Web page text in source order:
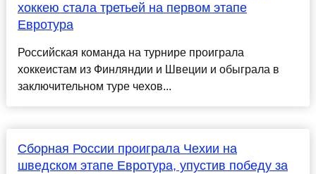
хоккею стала третьей на первом этапе
Евротура
Российская команда на турнире проиграла
хоккеистам из Финляндии и Швеции и обыграла в
заключительном туре чехов...
Сборная России проиграла Чехии на
шведском этапе Евротура, упустив победу за